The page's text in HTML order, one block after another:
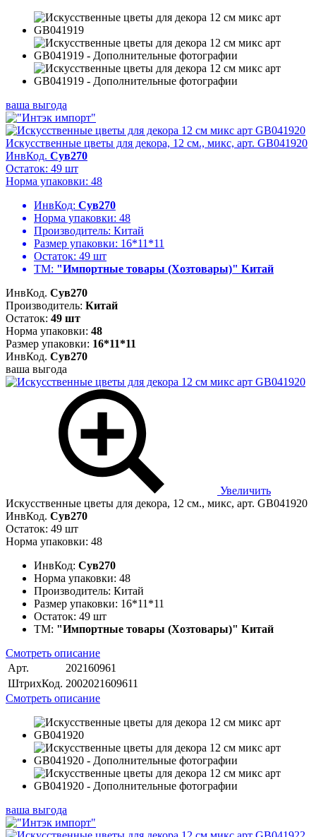
ваша выгода
Искусственные цветы для декора, 12 см., микс, арт. GB041920
ИнвКод. Сув270
Остаток: 49 шт
Норма упаковки: 48
ИнвКод: Сув270
Норма упаковки: 48
Производитель: Китай
Размер упаковки: 16*11*11
Остаток: 49 шт
ТМ: "Импортные товары (Хозтовары)" Китай
ИнвКод. Сув270
Производитель: Китай
Остаток: 49 шт
Норма упаковки: 48
Размер упаковки: 16*11*11
ИнвКод. Сув270
ваша выгода
Увеличить
Искусственные цветы для декора, 12 см., микс, арт. GB041920
ИнвКод. Сув270
Остаток: 49 шт
Норма упаковки: 48
ИнвКод: Сув270
Норма упаковки: 48
Производитель: Китай
Размер упаковки: 16*11*11
Остаток: 49 шт
ТМ: "Импортные товары (Хозтовары)" Китай
Смотреть описание
Арт.
202160961
ШтрихКод. 2002021609611
Смотреть описание
ваша выгода